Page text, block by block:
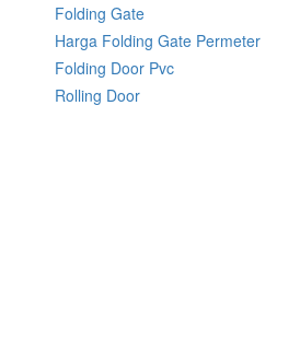
Folding Gate
Harga Folding Gate Permeter
Folding Door Pvc
Rolling Door